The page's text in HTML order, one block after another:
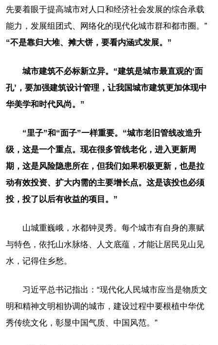
先要着眼于提高城市对人口和经济社会发展的综合承载
能力，发展组团式、网络化的现代化城市群和都市圈。”
“不是靠归大堆、摊大饼，要看内涵式发展。”
城市建筑不必标新立异。“建筑是城市最直观的‘面
孔’，要加强建筑设计管理，让我国城市建筑更加体现中
华美学和时代风尚。”
“里子”和“面子”一样重要。“城市老旧管线改造升
级，这是一个重点。现在很多管线老化，进入更新周
期，这是风险隐患所在，但我们如果积极更新，也是拉
动有效投资、扩大内需的主要增长点。这是该投也必须
投，投了以后有收益的项目。”
山城重巍峨，水都钟灵秀。每个城市有自身的禀赋
与特色，依托山水脉络、人文底蕴，才能让居民见山见
水，记得住乡愁。
习近平总书记指出：“现代化人民城市应当是物质文
明和精神文明相协调的城市，建设过程中要根植中华优
秀传统文化，彰显中国气质、中国风范。”